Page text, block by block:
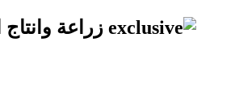
زراعة وانتاج